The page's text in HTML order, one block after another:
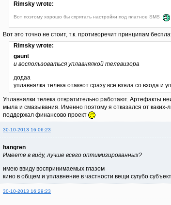
Rimsky wrote:
Вот поэтому хорошо бы спрятать настройки под платное SMS
Вот это точно не стоит, т.к. противоречит принципам
Rimsky wrote:
gaunt
и воспользоваться уплавнялкой телевизора
додаа
уплавнялка телека отаквот сразу все взяла со входа и
Уплавнялки телека отвратительно работают. Артефакты
мыла и смазывания. Именно поэтому я отказался от каких-
поддержал финансово проект
30-10-2013 16:06:23
hangren
Имеете в виду, лучше всего оптимизированных?
имею ввиду воспринимаемых глазом
кино в общем и уплавнение в частности вещи сугубо
30-10-2013 16:29:23